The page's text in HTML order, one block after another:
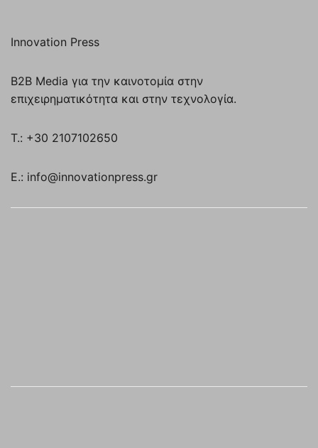
Innovation Press
B2B Media για την καινοτομία στην
επιχειρηματικότητα και στην τεχνολογία.
T.: +30 2107102650
E.: info@innovationpress.gr